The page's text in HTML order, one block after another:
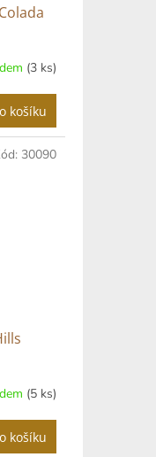
(3 ks)
košíku
(5 ks)
košíku
30090